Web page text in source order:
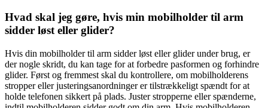
Hvad skal jeg gøre, hvis min mobilholder til arm
sidder løst eller glider?
Hvis din mobilholder til arm sidder løst eller glider under brug, er
der nogle skridt, du kan tage for at forbedre pasformen og forhindre
glider. Først og fremmest skal du kontrollere, om mobilholderens
stropper eller justeringsanordninger er tilstrækkeligt spændt for at
holde telefonen sikkert på plads. Juster stropperne eller spænderne,